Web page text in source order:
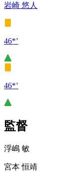
岩崎 悠人
46*’
46*’
監督
浮嶋 敏
宮本 恒靖